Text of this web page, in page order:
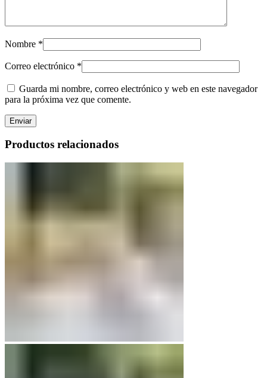
Nombre *
Correo electrónico *
Guarda mi nombre, correo electrónico y web en este navegador
para la próxima vez que comente.
Productos relacionados